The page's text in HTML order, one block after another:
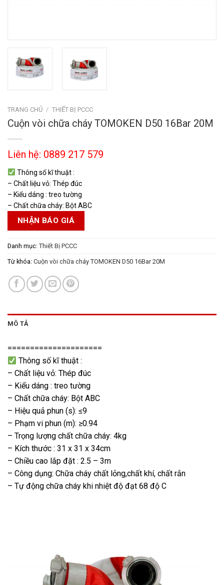
TRANG CHỦ / THIẾT BỊ PCCC
Cuộn vòi chữa cháy TOMOKEN D50 16Bar 20M
Liên hệ: 0889 217 579
Thông số kĩ thuật :
– Chất liệu vỏ: Thép đúc
– Kiểu dáng : treo tường
– Chất chữa cháy: Bột ABC
NHẬN BÁO GIÁ
Danh mục: Thiết Bị PCCC
Từ khóa: Cuộn vòi chữa cháy TOMOKEN D50 16Bar 20M
MÔ TẢ
=====================
Thông số kĩ thuật :
– Chất liệu vỏ: Thép đúc
– Kiểu dáng : treo tường
– Chất chữa cháy: Bột ABC
– Hiệu quả phun (s): ≤9
– Phạm vi phun (m): ≥0.94
– Trọng lượng chất chữa cháy: 4kg
– Kích thước : 31 x 31 x 34cm
– Chiều cao lắp đặt : 2.5 – 3m
– Công dụng: Chữa cháy chất lỏng,chất khí, chất rắn
– Tự động chữa cháy khi nhiệt độ đạt 68 độ C